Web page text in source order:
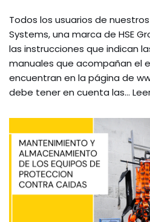
Todos los usuarios de
Systems, una marca de HSE
las instrucciones que indican
manuales que acompañan el
encuentran en la página de
debe tener en cuenta las…